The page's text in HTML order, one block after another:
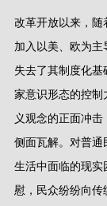
改革开放以来，随
加入以美、欧为
失去了其制度化基
家意识形态的控制
义观念的正面冲
侧面瓦解。对普通
生活中面临的现实
慰，民众纷纷向传